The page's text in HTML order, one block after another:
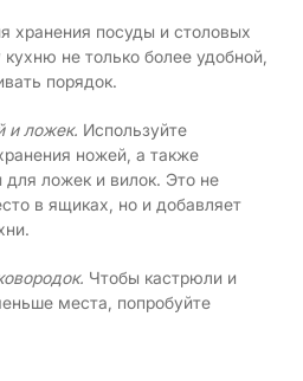
хранения посуды и столовых
не только более удобной,
порядок.
и ложек. Используйте
ножей, а также
для ложек и вилок. Это не
в ящиках, но и добавляет
Чтобы кастрюли и
места, попробуйте